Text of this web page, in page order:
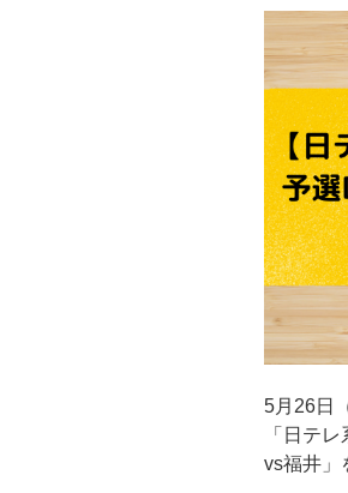
相
席
し
た
九
州
パ
ン
ケ
ー
キ
の
お
は
こ？
5月26日
「日テ
vs福井」